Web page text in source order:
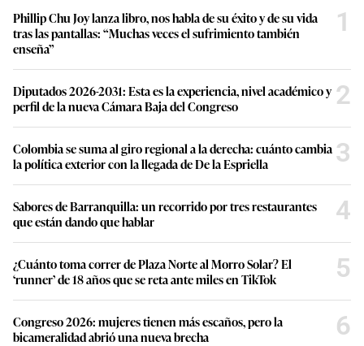
Phillip Chu Joy lanza libro, nos habla de su éxito y de su vida
tras las pantallas: “Muchas veces el sufrimiento también
enseña”
1
Diputados 2026-2031: Esta es la experiencia, nivel académico y
perfil de la nueva Cámara Baja del Congreso
2
Colombia se suma al giro regional a la derecha: cuánto cambia
la política exterior con la llegada de De la Espriella
3
Sabores de Barranquilla: un recorrido por tres restaurantes
que están dando que hablar
4
¿Cuánto toma correr de Plaza Norte al Morro Solar? El
‘runner’ de 18 años que se reta ante miles en TikTok
5
Congreso 2026: mujeres tienen más escaños, pero la
bicameralidad abrió una nueva brecha
6